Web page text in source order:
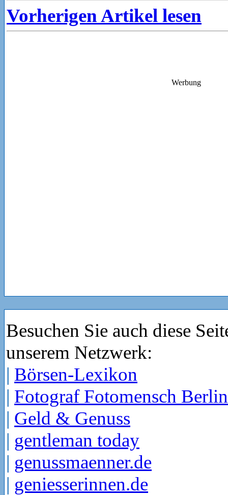
Vorherigen Artikel lesen
Werbung
Besuchen Sie auch diese
unserem Netzwerk:
| Börsen-Lexikon
| Fotograf Fotomensch Berlin
| Geld & Genuss
| gentleman today
| genussmaenner.de
| geniesserinnen.de